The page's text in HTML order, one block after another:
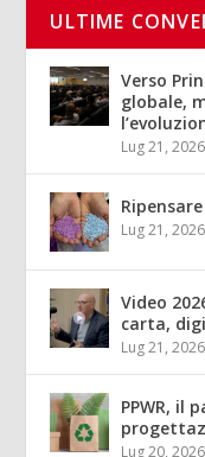
ULTIME
Verso
globale,
Lug 21, 2026
Lug 21, 2026
Video
carta,
Lug 21, 2026
PPWR, il
Lug 20, 2026